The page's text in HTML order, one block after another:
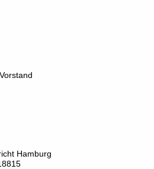
Hamburg